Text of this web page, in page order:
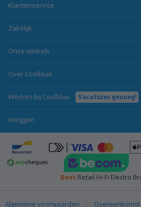
Klantenservice
Zakelijk
Onze winkels
Over Coolblue
Werken bij Coolblue Vacatures genoeg!
Inloggen
Bancontact click-to-
Ecocheques
Best Retail Hi-Fi Electro
Algemene voorwaarden